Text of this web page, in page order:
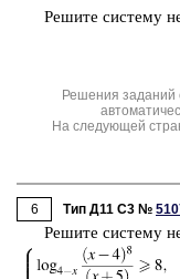
Ре­ши­те си­сте­му
Решения заданий
На следующей
6 Тип Д11 C3 №
Ре­ши­те си­сте­му